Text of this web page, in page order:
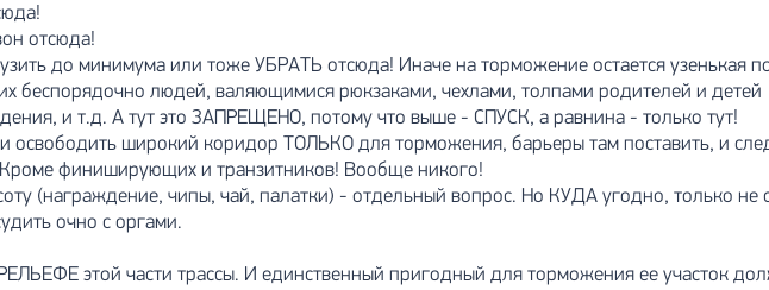
отсюда!
до минимума или тоже УБРАТЬ отсюда! Иначе на торможение остается узенькая
беспорядочно людей, валяющимися рюкзаками, чехлами, толпами родителей и детей
и т.д. А тут это ЗАПРЕЩЕНО, потому что выше - СПУСК, а равнина - только тут!
освободить широкий коридор ТОЛЬКО для торможения, барьеры там поставить, и
финиширующих и транзитников! Вообще никого!
(награждение, чипы, чай, палатки) - отдельный вопрос. Но КУДА угодно, только не
очно с оргами.
этой части трассы. И единственный пригодный для торможения ее участок